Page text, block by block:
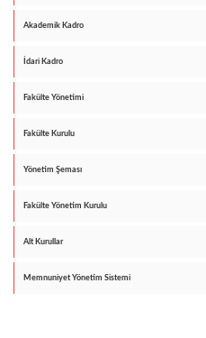
Akademik Kadro
İdari Kadro
Fakülte Yönetimi
Fakülte Kurulu
Yönetim Şeması
Fakülte Yönetim Kurulu
Alt Kurullar
Memnuniyet Yönetim Sistemi